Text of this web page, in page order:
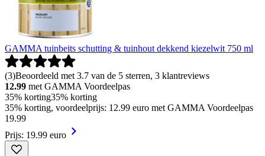
GAMMA tuinbeits schutting & tuinhout dekkend kiezelwit 750 ml
(3)Beoordeeld met 3.7 van de 5 sterren, 3 klantreviews
12.99 met GAMMA Voordeelpas
35% korting35% korting
35% korting, voordeelprijs: 12.99 euro met GAMMA Voordeelpas
19.99
Prijs: 19.99 euro